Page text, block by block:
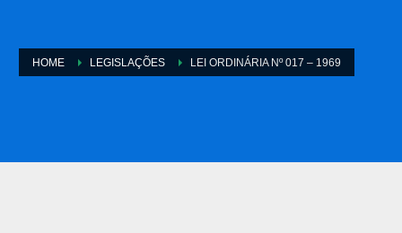
HOME LEGISLAÇÕES LEI ORDINÁRIA Nº 017 – 1969